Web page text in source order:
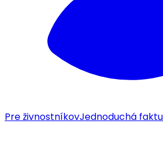
Pre živnostníkovJednoduchá